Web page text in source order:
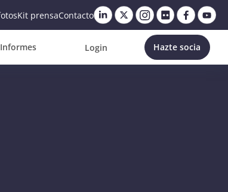
Kit prensaContacto
Informes Login Hazte socia